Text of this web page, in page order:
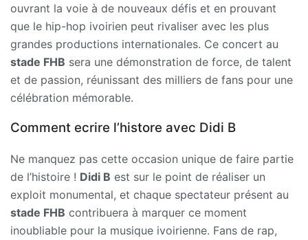
ouvrant la voie à de nouveaux défis et en prouvant
que le hip-hop ivoirien peut rivaliser avec les plus
grandes productions internationales. Ce concert au
stade FHB sera une démonstration de force, de talent
et de passion, réunissant des milliers de fans pour une
célébration mémorable.
Comment ecrire l’histore avec Didi B
Ne manquez pas cette occasion unique de faire partie
de l’histoire ! Didi B est sur le point de réaliser un
exploit monumental, et chaque spectateur présent au
stade FHB contribuera à marquer ce moment
inoubliable pour la musique ivoirienne. Fans de rap,